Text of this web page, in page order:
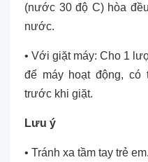
(nước 30 độ C) hòa
nước.
• Với giặt máy: Cho 1
để máy hoạt động, có
trước khi giặt.
Lưu ý
• Tránh xa tầm tay trẻ em.